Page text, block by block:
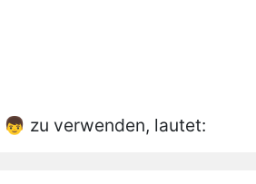
zu verwenden, lautet: